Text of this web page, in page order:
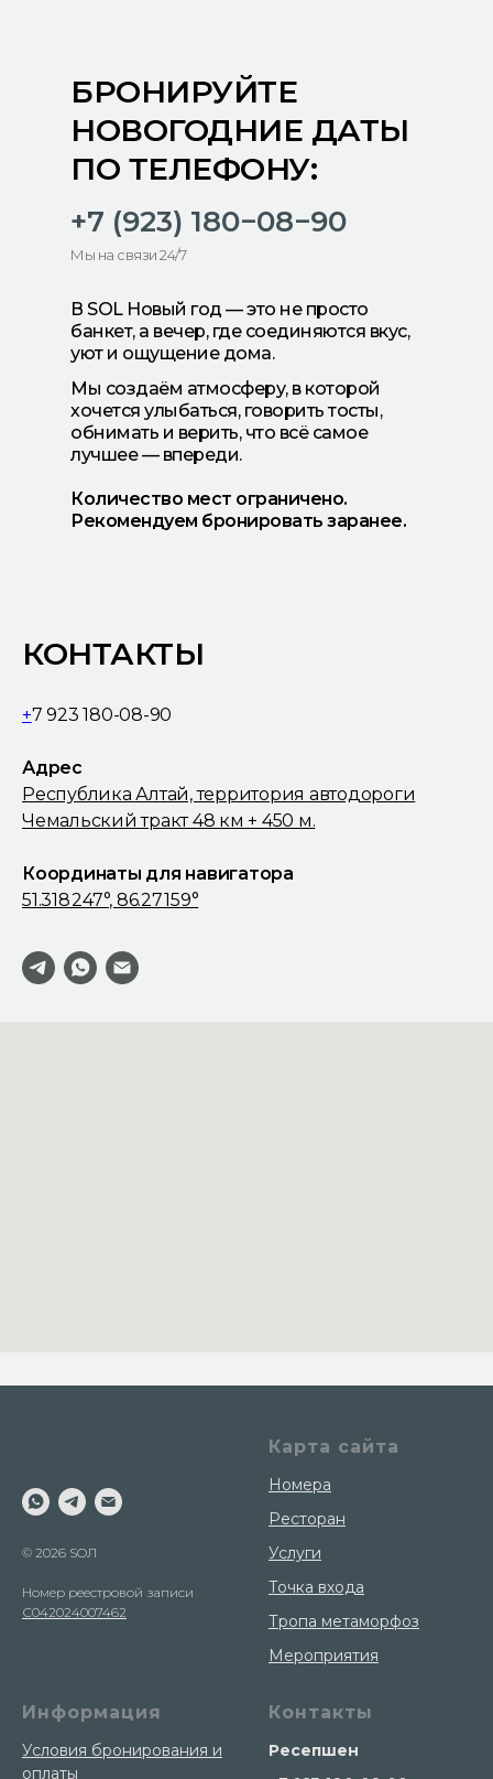
Мы создаём атмосферу, в которой
хочется улыбаться, говорить тосты,
обнимать и верить, что всё самое
лучшее — впереди.
Количество мест ограничено.
Рекомендуем бронировать заранее.
Мы на связи 24/7
В SOL Новый год — это не просто
банкет, а вечер, где соединяются вкус,
уют и ощущение дома.
БРОНИРУЙТЕ
НОВОГОДНИЕ ДАТЫ
ПО ТЕЛЕФОНУ:
+7 (923) 180−08−90
КОНТАКТЫ
+7 923 180-08-90
Адрес
Республика Алтай, территория автодороги
Чемальский тракт 48 км + 450 м.
Координаты для навигатора
51.318 247°, 86.27 159°
© 2026 SOЛ
Номер реестровой записи
С042024007462
Карта сайта
Номера
Ресторан
Услуги
Точка входа
Тропа метаморфоз
Мероприятия
Информация
Условия бронирования и
оплаты
Контакты
Ресепшен